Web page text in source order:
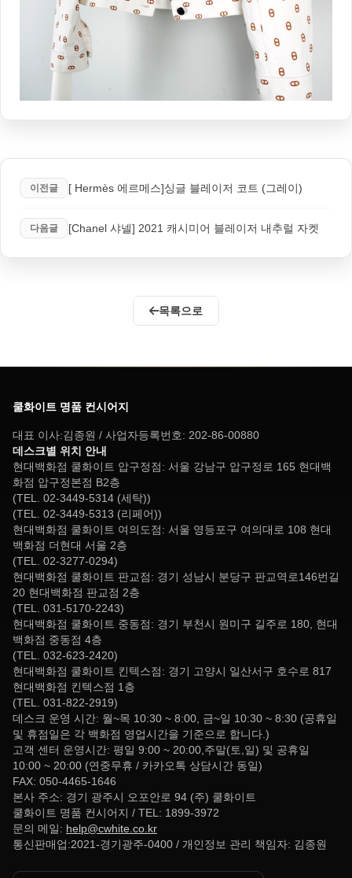
이전글 [ Hermès 에르메스]싱글 블레이저 코트 (그레이)
다음글 [Chanel 샤넬] 2021 캐시미어 블레이저 내추럴 자켓
목록으로
쿨화이트 명품 컨시어지
대표 이사:김종원 / 사업자등록번호: 202-86-00880
데스크별 위치 안내
현대백화점 쿨화이트 압구정점: 서울 강남구 압구정로 165 현대백
화점 압구정본점 B2층
(TEL. 02-3449-5314 (세탁))
(TEL. 02-3449-5313 (리페어))
현대백화점 쿨화이트 여의도점: 서울 영등포구 여의대로 108 현대
백화점 더현대 서울 2층
(TEL. 02-3277-0294)
현대백화점 쿨화이트 판교점: 경기 성남시 분당구 판교역로146번길
20 현대백화점 판교점 2층
(TEL. 031-5170-2243)
현대백화점 쿨화이트 중동점: 경기 부천시 원미구 길주로 180, 현대
백화점 중동점 4층
(TEL. 032-623-2420)
현대백화점 쿨화이트 킨텍스점: 경기 고양시 일산서구 호수로 817
현대백화점 킨텍스점 1층
(TEL. 031-822-2919)
데스크 운영 시간: 월~목 10:30 ~ 8:00, 금~일 10:30 ~ 8:30 (공휴일
및 휴점일은 각 백화점 영업시간을 기준으로 합니다.)
고객 센터 운영시간: 평일 9:00 ~ 20:00,주말(토,일) 및 공휴일
10:00 ~ 20:00 (연중무휴 / 카카오톡 상담시간 동일)
FAX: 050-4465-1646
본사 주소: 경기 광주시 오포안로 94 (주) 쿨화이트
쿨화이트 명품 컨시어지 / TEL: 1899-3972
문의 메일: help@cwhite.co.kr
통신판매업:2021-경기광주-0400 / 개인정보 관리 책임자: 김종원